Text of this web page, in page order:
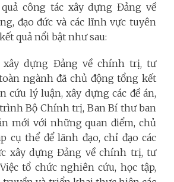
công tác xây dựng Đảng về
đạo đức và các lĩnh vực tuyên
quả nổi bật như sau:
dựng Đảng về chính trị, tư
ngành đã chủ động tổng kết
cứu lý luận, xây dựng các đề án,
Bộ Chính trị, Ban Bí thư ban
mới với những quan điểm, chủ
cụ thể để lãnh đạo, chỉ đạo các
xây dựng Đảng về chính trị, tư
tổ chức nghiên cứu, học tập,